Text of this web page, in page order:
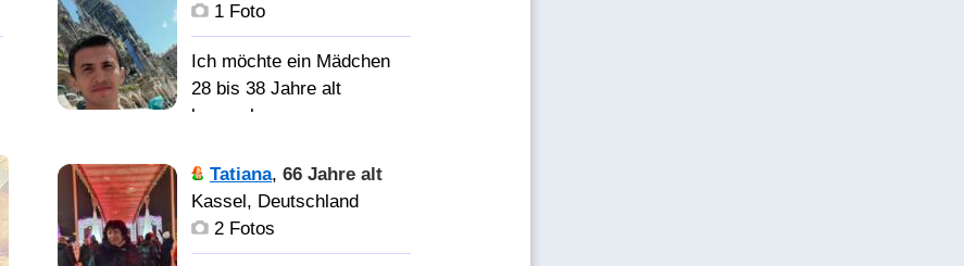
1 Foto
Ich möchte ein Mädchen
28 bis 38 Jahre alt
kennenlernen
Жить и
работать вместе!
Tatiana, 66 Jahre alt
Kassel, Deutschland
2 Fotos